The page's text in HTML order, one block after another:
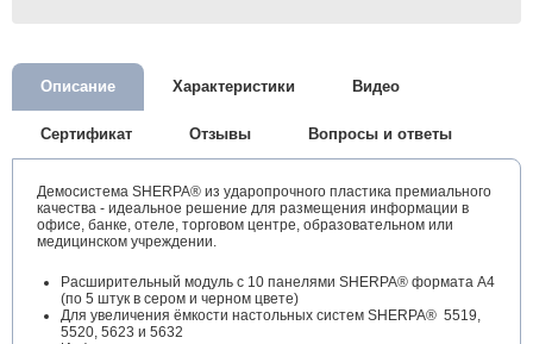
Описание Характеристики Видео
Сертификат Отзывы Вопросы и ответы
Демосистема SHERPA® из ударопрочного пластика премиального
качества - идеальное решение для размещения информации в
офисе, банке, отеле, торговом центре, образовательном или
медицинском учреждении.
Расширительный модуль с 10 панелями SHERPA® формата А4
(по 5 штук в сером и черном цвете)
Для увеличения ёмкости настольных систем SHERPA® 5519,
5520, 5623 и 5632